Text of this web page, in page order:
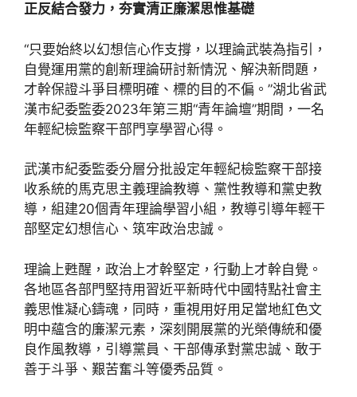
正反結合發力，夯實清正廉潔思惟基礎
“只要始終以幻想信心作支撐，以理論武裝為指引，
自覺運用黨的創新理論研討新情況、解決新問題，
才幹保證斗爭目標明確、標的目的不偏。”湖北省武
漢市紀委監委2023年第三期“青年論壇”期間，一名
年輕紀檢監察干部門享學習心得。
武漢市紀委監委分層分批設定年輕紀檢監察干部接
收系統的馬克思主義理論教導、黨性教導和黨史教
導，組建20個青年理論學習小組，教導引導年輕干
部堅定幻想信心、筑牢政治忠誠。
理論上甦醒，政治上才幹堅定，行動上才幹自覺。
各地區各部門堅持用習近平新時代中國特點社會主
義思惟凝心鑄魂，同時，重視用好用足當地紅色文
明中蘊含的廉潔元素，深刻開展黨的光榮傳統和優
良作風教導，引導黨員、干部傳承對黨忠誠、敢于
善于斗爭、艱苦奮斗等優秀品質。